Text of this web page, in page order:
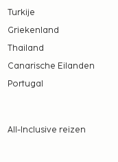
Turkije
Griekenland
Thailand
Canarische Eilanden
Portugal
All-Inclusive reizen